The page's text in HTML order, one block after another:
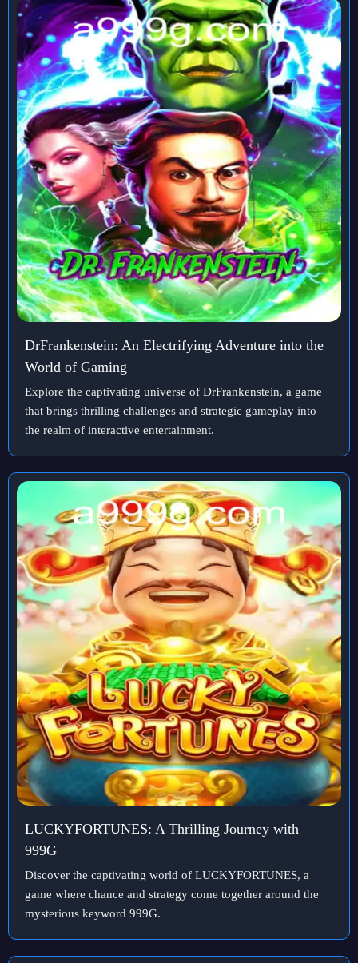
DrFrankenstein: An Electrifying Adventure into the
World of Gaming
Explore the captivating universe of DrFrankenstein, a game
that brings thrilling challenges and strategic gameplay into
the realm of interactive entertainment.
LUCKYFORTUNES: A Thrilling Journey with
999G
Discover the captivating world of LUCKYFORTUNES, a
game where chance and strategy come together around the
mysterious keyword 999G.